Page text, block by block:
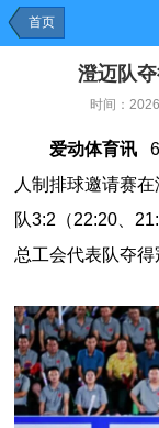
首页
澄迈队
时间：
爱动体育讯
人制排球邀请赛
队3:2（22:20、
总工会代表队夺得